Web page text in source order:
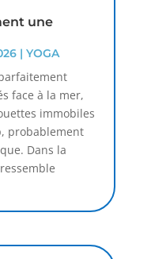
une
| YOGA
face à la mer,
immobiles
probablement
Dans la